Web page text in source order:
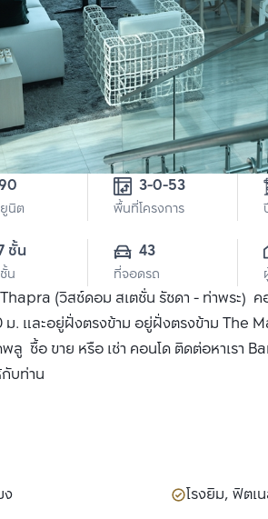
นิต พื้นที่โครงการ
ชั้น
น
43
ที่จอดรถ
(วิสซ์ดอม สเตชั่น รัชดา - ท่าพระ) ค
และอยู่ฝั่งตรงข้าม อยู่ฝั่งตรงข้าม The
ลู ซื้อ ขาย หรือ เช่า คอนโด ติดต่อหาเรา
บท่าน
ง โรงยิม, ฟิตเ